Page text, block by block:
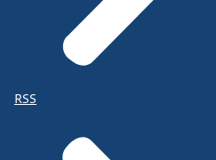
RSS